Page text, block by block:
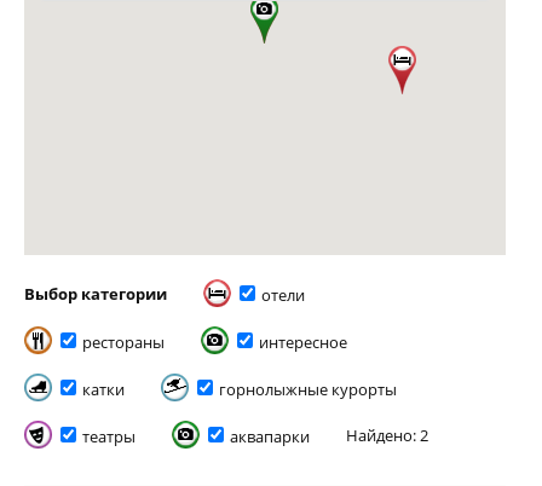
Выбор категории отели
рестораны интересное
катки горнолыжные курорты
театры аквапарки Найдено: 2